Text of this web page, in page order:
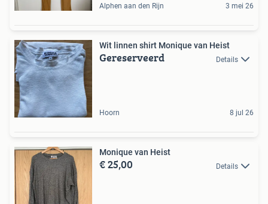
Alphen aan den Rijn 3 mei 26
Wit linnen shirt Monique van Heist
Gereserveerd Details
Hoorn 8 jul 26
Monique van Heist
€ 25,00 Details